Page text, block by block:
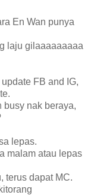
En Wan punya
laju gilaaaaaaaaa
FB and IG,
busy nak beraya,
lepas.
malam atau lepas
terus dapat MC.